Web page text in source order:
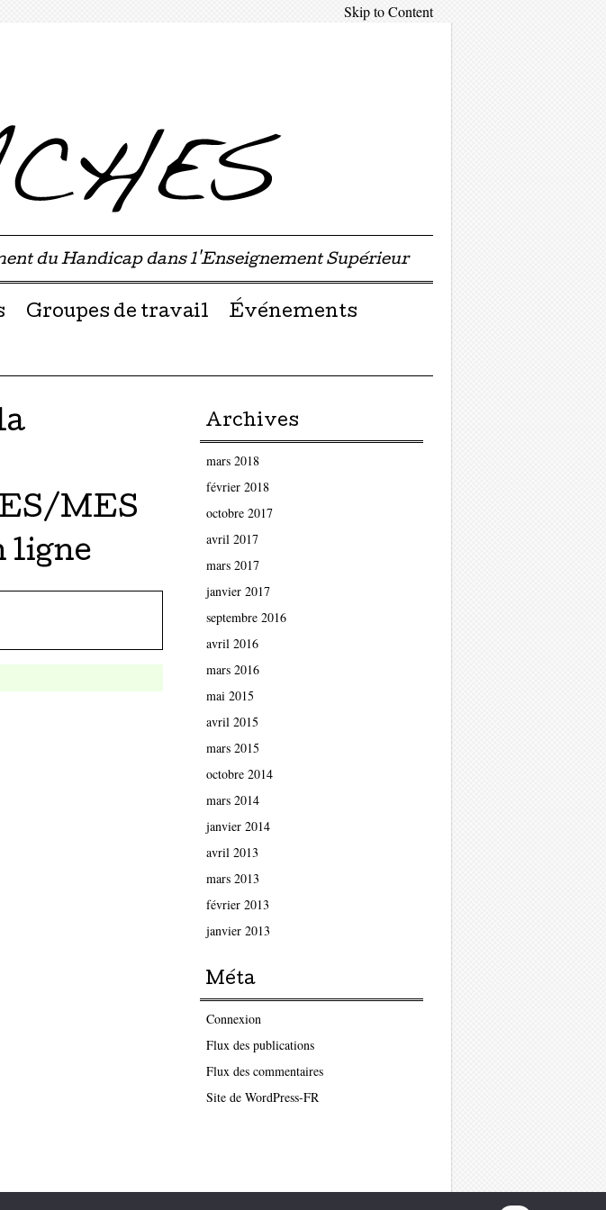
Skip to Content
du Handicap dans l'Enseignement Supérieur
Groupes de travail Événements
MES
ligne
Archives
mars 2018
février 2018
octobre 2017
avril 2017
mars 2017
janvier 2017
septembre 2016
avril 2016
mars 2016
mai 2015
avril 2015
mars 2015
octobre 2014
mars 2014
janvier 2014
avril 2013
mars 2013
février 2013
janvier 2013
Méta
Connexion
Flux des publications
Flux des commentaires
Site de WordPress-FR